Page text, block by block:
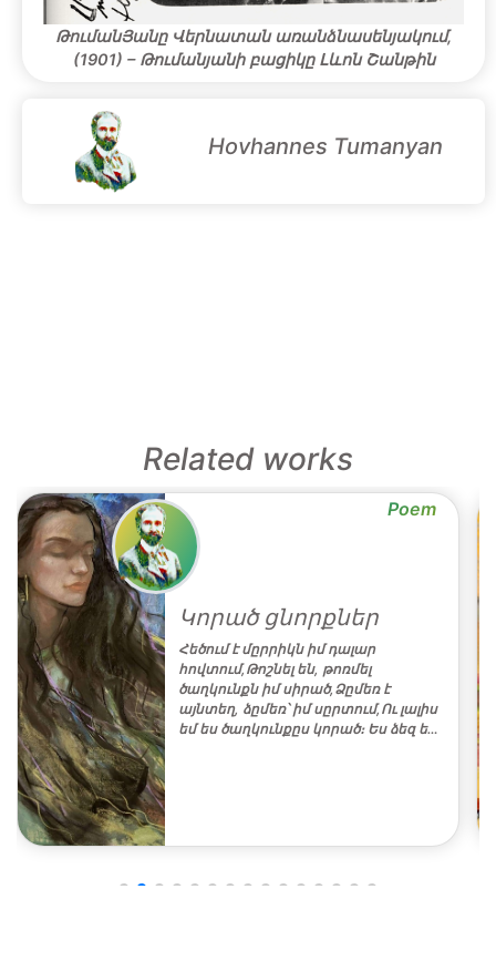
ԹումանՅանը Վերնատան առանձնասենյակում,
(1901) – Թումանյանի բացիկը Լևոն Շանթին
Hovhannes Tumanyan
Related works
Poem
Կորած ցնորքներ
Հեծում է մըրրիկն իմ դալար
հովտում,Թոշնել են, թոռմել
ծաղկունքն իմ սիրած,Ձըմեռ է
այնտեղ, ձըմեռ՝ իմ սըրտում,Ու լալիս
եմ ես ծաղկունքըս կորած։ Ես ձեզ ե…